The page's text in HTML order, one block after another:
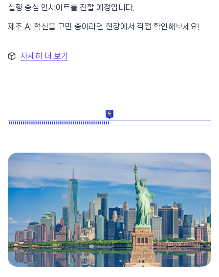
실행 중심 인사이트를 전할 예정입니다.
제조 AI 혁신을 고민 중이라면 현장에서 직접 확인해보세요!
자세히 더 보기